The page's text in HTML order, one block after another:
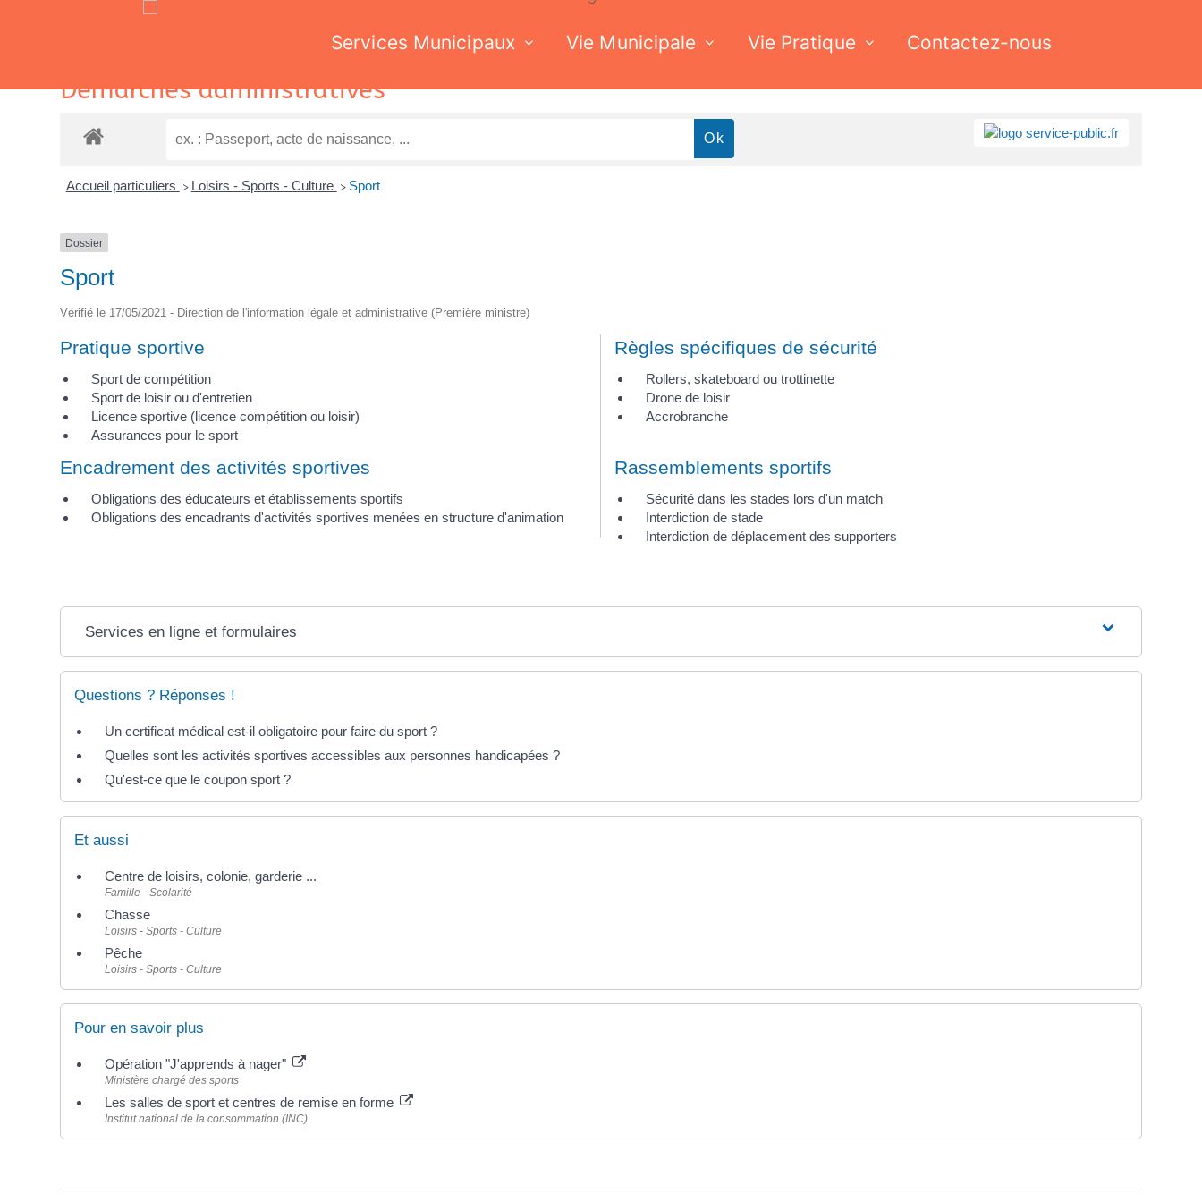
Services Municipaux Vie Municipale Vie Pratique Contactez-nous
Démarches administratives
Accueil particuliers > Loisirs - Sports - Culture > Sport
Dossier
Sport
Vérifié le 17/05/2021 - Direction de l'information légale et administrative (Première ministre)
Pratique sportive
Sport de compétition
Sport de loisir ou d'entretien
Licence sportive (licence compétition ou loisir)
Assurances pour le sport
Règles spécifiques de sécurité
Rollers, skateboard ou trottinette
Drone de loisir
Accrobranche
Encadrement des activités sportives
Obligations des éducateurs et établissements sportifs
Obligations des encadrants d'activités sportives menées en structure d'animation
Rassemblements sportifs
Sécurité dans les stades lors d'un match
Interdiction de stade
Interdiction de déplacement des supporters
Services en ligne et formulaires
Questions ? Réponses !
Un certificat médical est-il obligatoire pour faire du sport ?
Quelles sont les activités sportives accessibles aux personnes handicapées ?
Qu'est-ce que le coupon sport ?
Et aussi
Centre de loisirs, colonie, garderie ...
Famille - Scolarité
Chasse
Loisirs - Sports - Culture
Pêche
Loisirs - Sports - Culture
Pour en savoir plus
Opération "J'apprends à nager"
Ministère chargé des sports
Les salles de sport et centres de remise en forme
Institut national de la consommation (INC)